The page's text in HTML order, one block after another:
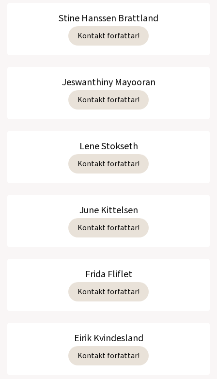
Stine Hanssen Brattland
Kontakt forfattar!
Jeswanthiny Mayooran
Kontakt forfattar!
Lene Stokseth
Kontakt forfattar!
June Kittelsen
Kontakt forfattar!
Frida Fliflet
Kontakt forfattar!
Eirik Kvindesland
Kontakt forfattar!